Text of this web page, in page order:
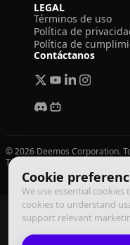
Cookie
We use essential
cookies to understand
support relevant
LEGAL
Términos de uso
Política de
Política de
Contáctanos
© 2026 Deemos Corporation.
Términos de Uso